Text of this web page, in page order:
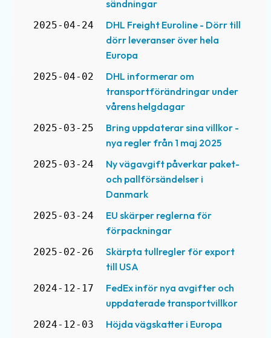
sändningar
2025-04-24
DHL Freight Euroline - Dörr till
dörr leveranser över hela
Europa
2025-04-02
DHL informerar om
transportförändringar under
vårens helgdagar
2025-03-25
Bring uppdaterar sina villkor -
nya regler från 1 maj 2025
2025-03-24
Ny vägavgift påverkar paket-
och pallförsändelser i
Danmark
2025-03-24
EU skärper reglerna för
förpackningar
2025-02-26
Skärpta tullregler för export
till USA
2024-12-17
FedEx inför nya avgifter och
uppdaterade transportvillkor
2024-12-03 Höjda vägskatter i Europa